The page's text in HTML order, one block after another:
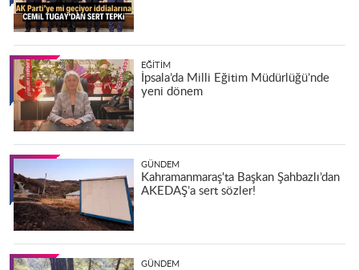
EĞITIM
İpsala’da Milli Eğitim Müdürlüğü’nde
yeni dönem
GÜNDEM
Kahramanmaraş'ta Başkan Şahbazlı’dan
AKEDAŞ’a sert sözler!
GÜNDEM